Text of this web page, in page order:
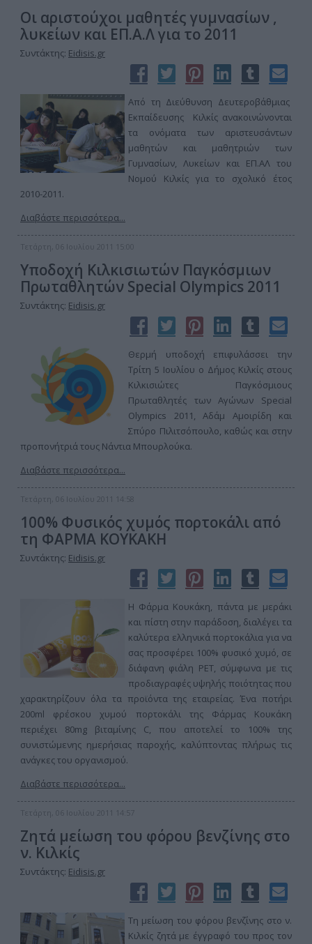
Οι αριστούχοι μαθητές γυμνασίων ,
λυκείων και ΕΠ.Α.Λ για το 2011
Συντάκτης: Eidisis.gr
Από τη Διεύθυνση Δευτεροβάθμιας
Εκπαίδευσης Κιλκίς ανακοινώνονται
τα ονόματα των αριστευσάντων
μαθητών και μαθητριών των
Γυμνασίων, Λυκείων και ΕΠ.ΑΛ του
Νομού Κιλκίς για το σχολικό έτος
2010-2011.
Διαβάστε περισσότερα...
Τετάρτη, 06 Ιουλίου 2011 15:00
Yποδοχή Κιλκισιωτών Παγκόσμιων
Πρωταθλητών Special Olympics 2011
Συντάκτης: Eidisis.gr
Θερμή υποδοχή επιφυλάσσει την
Τρίτη 5 Ιουλίου ο Δήμος Κιλκίς στους
Κιλκισιώτες Παγκόσμιους
Πρωταθλητές των Αγώνων Special
Olympics 2011, Αδάμ Αμοιρίδη και
Σπύρο Πιλιτσόπουλο, καθώς και στην
προπονήτριά τους Νάντια Μπουρλούκα.
Διαβάστε περισσότερα...
Τετάρτη, 06 Ιουλίου 2011 14:58
100% Φυσικός χυμός πορτοκάλι από
τη ΦΑΡΜΑ ΚΟΥΚΑΚΗ
Συντάκτης: Eidisis.gr
Η Φάρμα Κουκάκη, πάντα με μεράκι
και πίστη στην παράδοση, διαλέγει τα
καλύτερα ελληνικά πορτοκάλια για να
σας προσφέρει 100% φυσικό χυμό, σε
διάφανη φιάλη PET, σύμφωνα με τις
προδιαγραφές υψηλής ποιότητας που
χαρακτηρίζουν όλα τα προϊόντα της εταιρείας. Ένα ποτήρι
200ml φρέσκου χυμού πορτοκάλι της Φάρμας Κουκάκη
περιέχει 80mg βιταμίνης C, που αποτελεί το 100% της
συνιστώμενης ημερήσιας παροχής, καλύπτοντας πλήρως τις
ανάγκες του οργανισμού.
Διαβάστε περισσότερα...
Τετάρτη, 06 Ιουλίου 2011 14:57
Ζητά μείωση του φόρου βενζίνης στο
ν. Κιλκίς
Συντάκτης: Eidisis.gr
Τη μείωση του φόρου βενζίνης στο ν.
Κιλκίς ζητά με έγγραφό του προς τον